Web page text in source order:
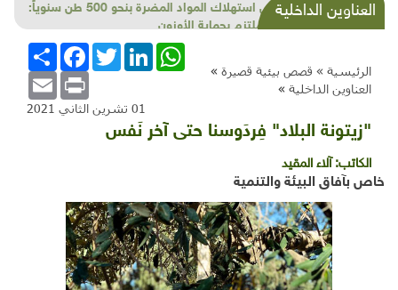
العناوين الداخلية
خفْض استهلاك المواد المضرة بنحو 500 طن سنوياً:
لبنان ملتزم بحماية الأوزون
الرئيسية » قصص بيئية قصيرة »
العناوين الداخلية »
انشر
FacebookTwitterLinkedInWhatsApp
Email Print
01 تشرين الثاني 2021
"زيتونة البلاد" فِردَوسنا حتى آخر نَفس
الكاتب: آلاء المقيد
خاص بآفاق البيئة والتنمية